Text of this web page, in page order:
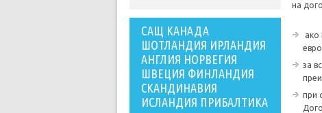
САЩ КАНАДА
ШОТЛАНДИЯ ИРЛАНДИЯ
АНГЛИЯ НОРВЕГИЯ
ШВЕЦИЯ ФИНЛАНДИЯ
СКАНДИНАВИЯ
ИСЛАНДИЯ ПРИБАЛТИКА
на
ако
за
при